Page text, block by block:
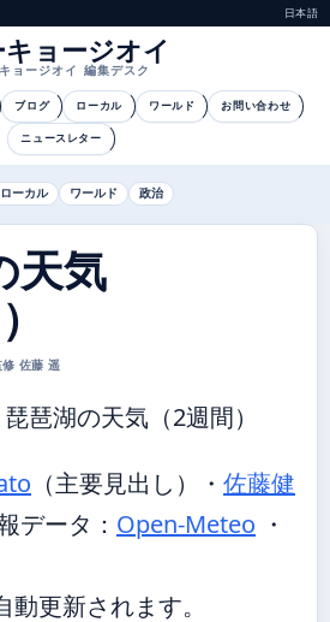
日本語
キョージオイ
キョージオイ 編集デスク
ブログ ローカル ワールド お問い合わせ
ニュースレター
ローカル ワールド 政治
天気
佐藤 遥
琵琶湖の天気（2週間）
（主要見出し） ・ 佐藤健
データ： Open-Meteo ・
更新されます。